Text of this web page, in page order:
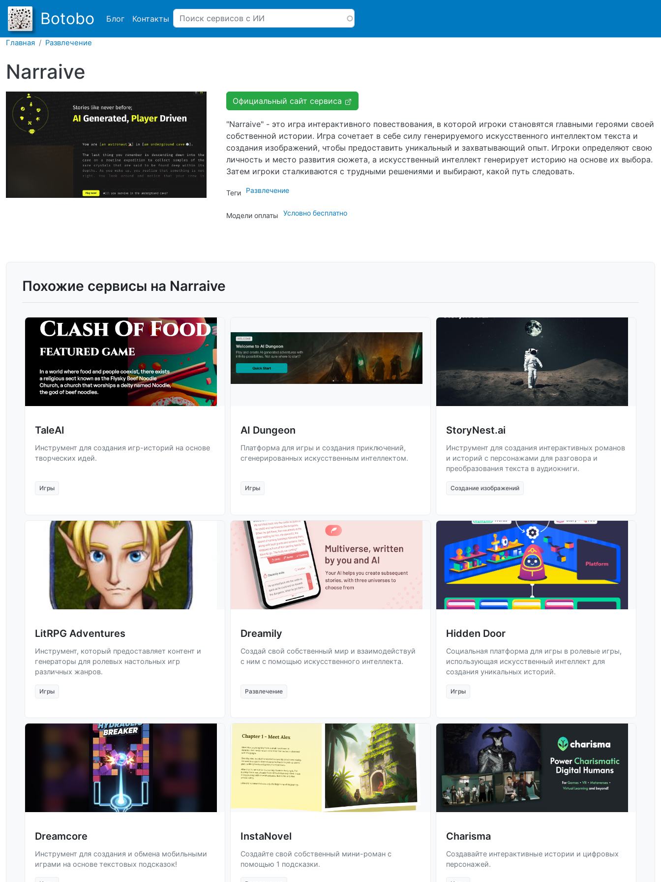
Перейти к основному содержанию
Botobo Main navigation
Блог Контакты
Главная Развлечение
Narraive
Официальный сайт сервиса
"Narraive" - это игра интерактивного повествования, в которой игроки становятся главными героями своей
собственной истории. Игра сочетает в себе силу генерируемого искусственного интеллектом текста и
создания изображений, чтобы предоставить уникальный и захватывающий опыт. Игроки определяют свою
личность и место развития сюжета, а искусственный интеллект генерирует историю на основе их выбора.
Затем игроки сталкиваются с трудными решениями и выбирают, какой путь следовать.
Теги Развлечение
Модели оплаты Условно бесплатно
Похожие сервисы на Narraive
TaleAI
Инструмент для создания игр-историй на основе
творческих идей.
Игры
AI Dungeon
Платформа для игры и создания приключений,
сгенерированных искусственным интеллектом.
Игры
StoryNest.ai
Инструмент для создания интерактивных романов
и историй с персонажами для разговора и
преобразования текста в аудиокниги.
Создание изображений
LitRPG Adventures
Инструмент, который предоставляет контент и
генераторы для ролевых настольных игр
различных жанров.
Игры
Dreamily
Создай свой собственный мир и взаимодействуй
с ним с помощью искусственного интеллекта.
Развлечение
Hidden Door
Социальная платформа для игры в ролевые игры,
использующая искусственный интеллект для
создания уникальных историй.
Игры
Dreamcore
Инструмент для создания и обмена мобильными
играми на основе текстовых подсказок!
InstaNovel
Создайте свой собственный мини-роман с
помощью 1 подсказки.
Charisma
Создавайте интерактивные истории и цифровых
персонажей.